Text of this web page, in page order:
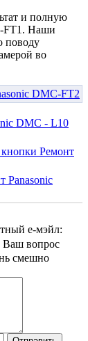
и полную
FT1. Наши
поводу
во
DMC-FT2
DMC - L10
Ремонт
Panasonic
е-мэйл:
Ваш вопрос